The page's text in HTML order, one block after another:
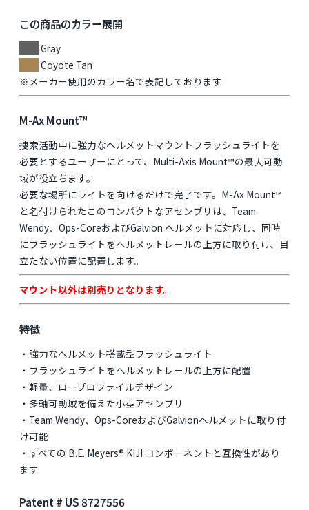
この商品のカラー展開
Gray
Coyote Tan
※メーカー使用のカラー名で表記しております
M-Ax Mount™
捜索活動中に強力なヘルメットマウントフラッシュライトを
必要とするユーザーにとって、Multi-Axis Mount™の最大可動
域が役立ちます。
必要な場所にライトを向けるだけで完了です。M-Ax Mount™
と名付けられたこのコンパクトなアセンブリは、Team
Wendy、Ops-CoreおよびGalvion ヘルメットに対応し、同時
にフラッシュライトをヘルメットレールの上方に取り付け、目
立たない位置に配置します。
マウント以外は別売りとなります。
特徴
・強力なヘルメット搭載型フラッシュライト
・フラッシュライトをヘルメットレールの上方に配置
・軽量、ロープロファイルデザイン
・多軸可動域を備えた小型アセンブリ
・Team Wendy、Ops-CoreおよびGalvionヘルメットに取り付
け可能
・すべての B.E. Meyers® KIJI コンポーネントと互換性があり
ます
Patent # US 8727556